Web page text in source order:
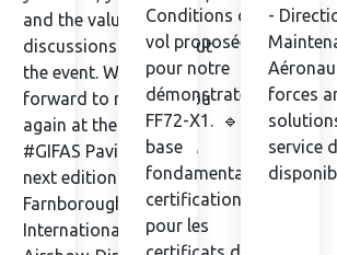
ARTS
-
des
et
and the valuable
discussions throughout
the event. We look
forward to meeting you
again at the France
#GIFAS Pavilion at the
next edition of the
Farnborough
International
Conditions de
vol proposées
pour notre
démonstrateur
FF72-X1. 🔹 La
base
fondamentale de
certification
pour les
-
forces
service